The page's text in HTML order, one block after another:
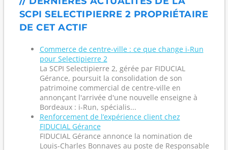
SCPI SELECTIPIERRE 2 PROPRIÉTAIRE
DE CET ACTIF
Commerce de centre-ville : ce que change i-Run
pour Selectipierre 2
La SCPI Selectipierre 2, gérée par FIDUCIAL
Gérance, poursuit la consolidation de son
patrimoine commercial de centre-ville en
annonçant l'arrivée d'une nouvelle enseigne à
Bordeaux : i-Run, spécialis...
Renforcement de l’expérience client chez
FIDUCIAL Gérance
FIDUCIAL Gérance annonce la nomination de
Louis-Charles Bonnaves au poste de Responsable